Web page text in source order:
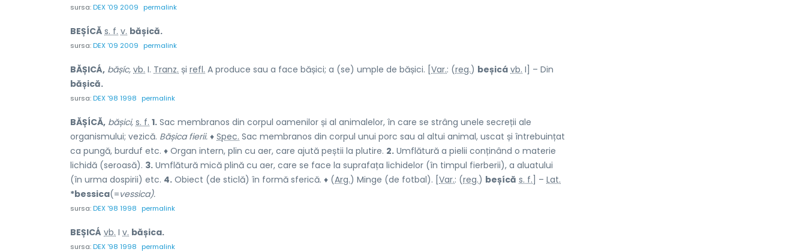
sursa:DEX '09 2009 permalink
BEȘÍCĂ s. f. v. bășică.
sursa:DEX '09 2009 permalink
BĂȘICÁ, bășíc, vb. I. Tranz. și refl. A produce sau a face bășici; a (se) umple de bășici. [Var.: (reg.) beșicá vb. I] – Din
bășică.
sursa:DEX '98 1998 permalink
BĂȘÍCĂ, bășici, s. f. 1. Sac membranos din corpul oamenilor și al animalelor, în care se strâng unele secreții ale
organismului; vezică. Bășica fierii. ♦ Spec. Sac membranos din corpul unui porc sau al altui animal, uscat și întrebuințat
ca pungă, burduf etc. ♦ Organ intern, plin cu aer, care ajută peștii la plutire. 2. Umflătură a pielii conținând o materie
lichidă (seroasă). 3. Umflătură mică plină cu aer, care se face la suprafața lichidelor (în timpul fierberii), a aluatului
(în urma dospirii) etc. 4. Obiect (de sticlă) în formă sferică. ♦ (Arg.) Minge (de fotbal). [Var.: (reg.) beșícă s. f.] – Lat.
*bessica(=vessica).
sursa:DEX '98 1998 permalink
BEȘICÁ vb. I v. bășica.
sursa:DEX '98 1998 permalink